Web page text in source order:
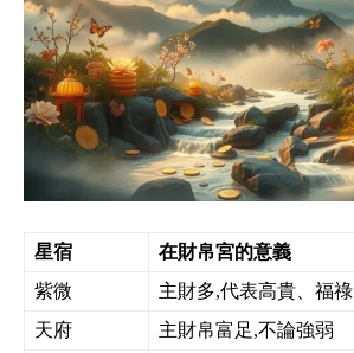
星宿
在財帛宮的意義
紫微
主財多,代表高貴、福祿
天府
主財帛富足,不論強弱